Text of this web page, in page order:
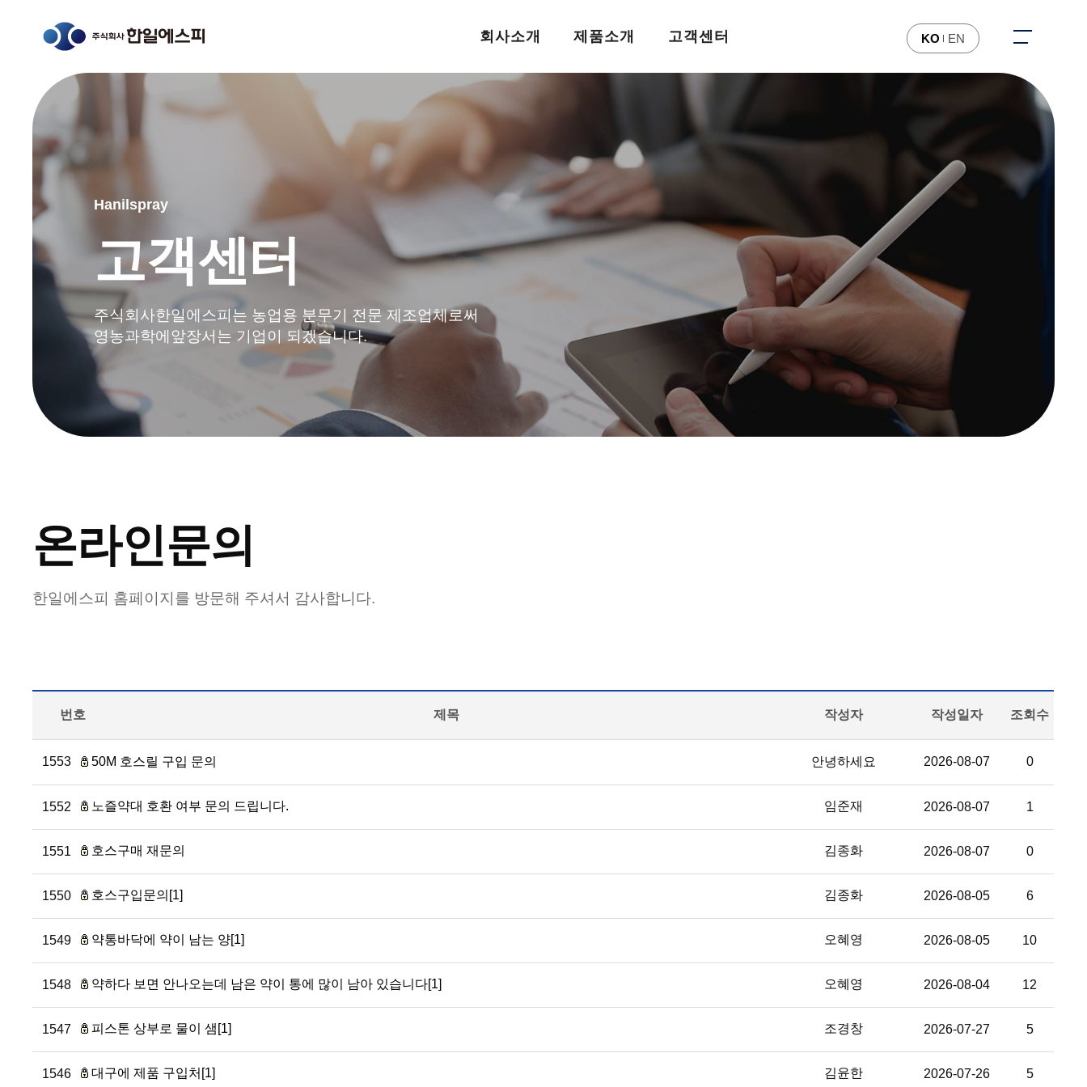
회사소개 제품소개 고객센터 KO EN
Hanilspray
고객센터
주식회사한일에스피는 농업용 분무기 전문 제조업체로써
영농과학에앞장서는 기업이 되겠습니다.
온라인문의
한일에스피 홈페이지를 방문해 주셔서 감사합니다.
번호 제목 작성자 작성일자 조회수
1553 50M 호스릴 구입 문의 안녕하세요 2026-08-07 0
1552 노즐약대 호환 여부 문의 드립니다. 임준재 2026-08-07 1
1551 호스구매 재문의 김종화 2026-08-07 0
1550 호스구입문의[1] 김종화 2026-08-05 6
1549 약통바닥에 약이 남는 양[1] 오혜영 2026-08-05 10
1548 약하다 보면 안나오는데 남은 약이 통에 많이 남아 있습니다[1] 오혜영 2026-08-04 12
1547 피스톤 상부로 물이 샘[1] 조경창 2026-07-27 5
1546 대구에 제품 구입처[1] 김윤한 2026-07-26 5